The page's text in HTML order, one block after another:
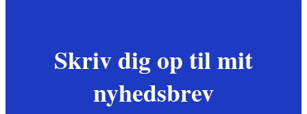
Skriv dig op til mit
nyhedsbrev